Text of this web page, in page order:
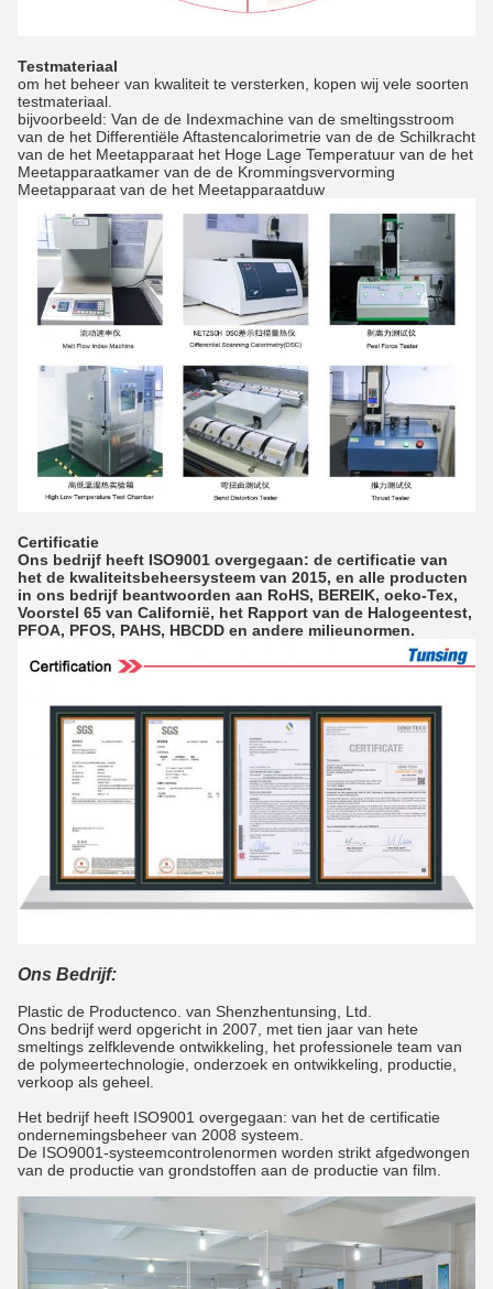
Testmateriaal
om het beheer van kwaliteit te versterken, kopen wij vele soorten
testmateriaal.
bijvoorbeeld: Van de de Indexmachine van de smeltingsstroom
van de het Differentiële Aftastencalorimetrie van de de Schilkracht
van de het Meetapparaat het Hoge Lage Temperatuur van de het
Meetapparaatkamer van de de Krommingsvervorming
Meetapparaat van de het Meetapparaatduw
Certificatie
Ons bedrijf heeft ISO9001 overgegaan: de certificatie van
het de kwaliteitsbeheersysteem van 2015, en alle producten
in ons bedrijf beantwoorden aan RoHS, BEREIK, oeko-Tex,
Voorstel 65 van Californië, het Rapport van de Halogeentest,
PFOA, PFOS, PAHS, HBCDD en andere milieunormen.
Ons Bedrijf:
Plastic de Productenco. van Shenzhentunsing, Ltd.
Ons bedrijf werd opgericht in 2007, met tien jaar van hete
smeltings zelfklevende ontwikkeling, het professionele team van
de polymeertechnologie, onderzoek en ontwikkeling, productie,
verkoop als geheel.
Het bedrijf heeft ISO9001 overgegaan: van het de certificatie
ondernemingsbeheer van 2008 systeem.
De ISO9001-systeemcontrolenormen worden strikt afgedwongen
van de productie van grondstoffen aan de productie van film.